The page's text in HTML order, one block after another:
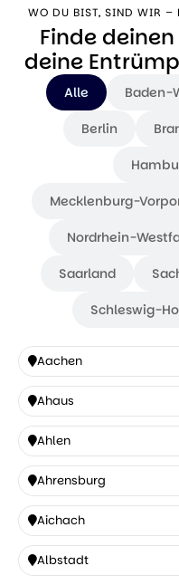
WO DU BIST, SIND WIR –
Finde
deine
Baden-
Berlin
Mecklenburg-
Nordrhein-
Saarland
Schleswig-
Alle
Aachen
Aachen
Ahaus
Ahaus
Ahlen
Ahlen
Ahrensburg
Ahrensburg
Aichach
Aichach
Albstadt
Albstadt